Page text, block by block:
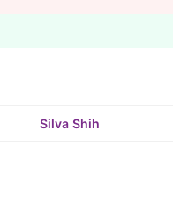
看到請把我刪除)
看到請把我刪除)
(提醒：場地更改囉，看到請把
更改囉，看到請把我刪除)
看到請把我刪除)
：場地更改囉，看到請把我
看到請把我刪除)
Silva Shih